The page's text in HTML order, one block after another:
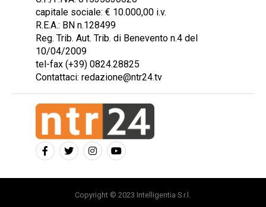
capitale sociale: € 10.000,00 i.v.
R.E.A.: BN n.128499
Reg. Trib. Aut. Trib. di Benevento n.4 del
10/04/2009
tel-fax (+39) 0824.28825
Contattaci: redazione@ntr24.tv
Copyright © 2023 Intelligentia S.r.l.